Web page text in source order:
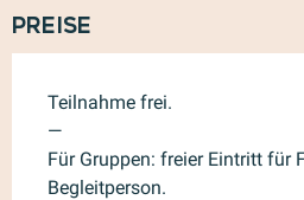
Preise
Teilnahme frei.
—
Für Gruppen: freier Eintritt für
Begleitperson.